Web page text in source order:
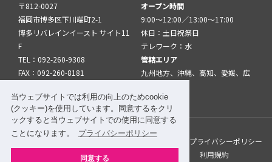
当ウェブサイトでは利用の向上のためcookie
(クッキー)を使用しています。同意するをクリ
ックすると当ウェブサイトでの使用に同意する
ことになります。
プライバシーポリシー
同意する
〒812-0027
福岡市博多区下川端町2-1
博多リバレインイースト サイト11
F
TEL：092-260-9308
FAX：092-260-8181
オープン時間
9:00～12:00／13:00～17:00
休日：土日祝祭日
テレワーク：水
管轄エリア
九州地方、沖縄、高知、愛媛、広
このサイトについて
プライバシーポリシー
サイトマップ
関係機関・団体について 利用規約